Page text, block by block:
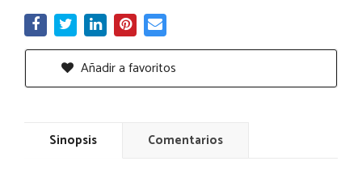
Añadir a favoritos
Sinopsis Comentarios